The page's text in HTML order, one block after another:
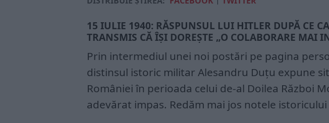
15 IULIE 1940: RĂSPUNSUL LUI HITLER DUPĂ CE
TRANSMIS CĂ ÎȘI DOREȘTE „O COLABORARE MAI
Prin intermediul unei noi postări pe pagina
distinsul istoric militar Alesandru Duțu expune
României în perioada celui de-al Doilea Război
adevărat impas. Redăm mai jos notele